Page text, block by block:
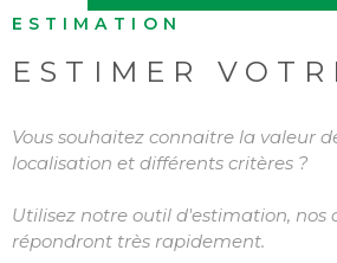
ESTIMATION
ESTIMER
Vous souhaitez connaitre la valeur
localisation et différents critères ?
Utilisez notre outil d'estimation, nos
répondront très rapidement.